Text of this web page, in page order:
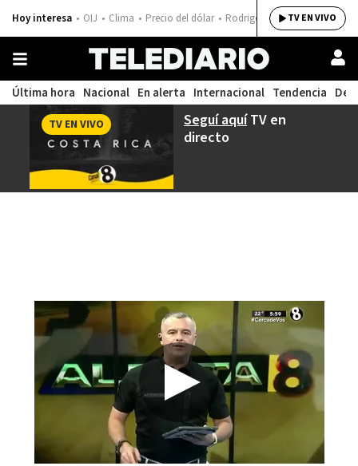
Hoy interesa OIJ Clima Precio del dólar Rodrigo ChavesTV EN VIVO
Última hora Nacional En alerta Internacional Tendencia
Seguí aquíTV en
directo
TV EN VIVO